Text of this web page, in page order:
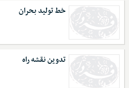
خط تولید بحران
تدوین نقشه راه